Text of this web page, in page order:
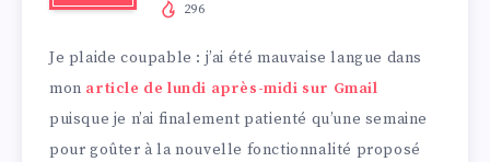
296
Je plaide coupable : j’ai été mauvaise langue dans
mon article de lundi après-midi sur Gmail
puisque je n’ai finalement patienté qu’une semaine
pour goûter à la nouvelle fonctionnalité proposé